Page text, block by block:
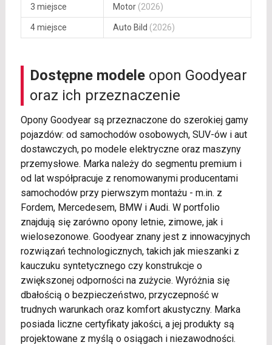
3 miejsce Motor (2026)
4 miejsce Auto Bild (2026)
Dostępne modeleopon Goodyear
oraz ich przeznaczenie
Opony Goodyear są przeznaczone do szerokiej gamy
pojazdów: od samochodów osobowych, SUV-ów i aut
dostawczych, po modele elektryczne oraz maszyny
przemysłowe. Marka należy do segmentu premium i
od lat współpracuje z renomowanymi producentami
samochodów przy pierwszym montażu - m.in. z
Fordem, Mercedesem, BMW i Audi. W portfolio
znajdują się zarówno opony letnie, zimowe, jak i
wielosezonowe. Goodyear znany jest z innowacyjnych
rozwiązań technologicznych, takich jak mieszanki z
kauczuku syntetycznego czy konstrukcje o
zwiększonej odporności na zużycie. Wyróżnia się
dbałością o bezpieczeństwo, przyczepność w
trudnych warunkach oraz komfort akustyczny. Marka
posiada liczne certyfikaty jakości, a jej produkty są
projektowane z myślą o osiągach i niezawodności.